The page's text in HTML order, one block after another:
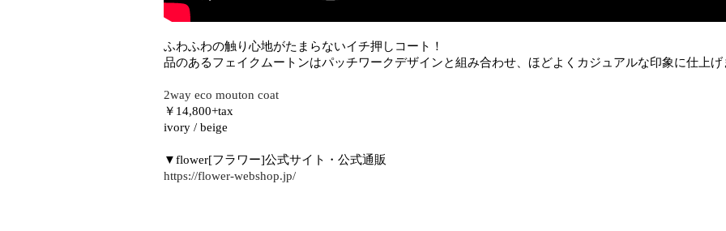
ふわふわの触り心地がたまらないイチ押しコート！
品のあるフェイクムートンはパッチワークデザインと組み合わせ、ほどよくカジュアルな印象に仕上げ
2way eco mouton coat
￥14,800+tax
ivory / beige
▼flower[フラワー]公式サイト・公式通販
https://flower-webshop.jp/